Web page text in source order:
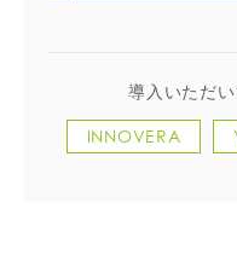
導入いただ
INNOVERA